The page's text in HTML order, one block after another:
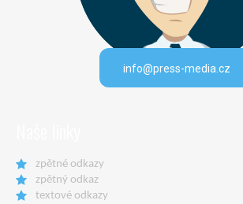
info@press-media.cz
zpětné odkazy
zpětný odkaz
textové odkazy